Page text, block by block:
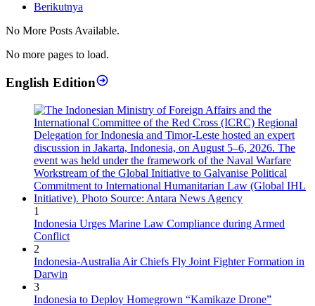
Berikutnya
No More Posts Available.
No more pages to load.
English Edition
1
Indonesia Urges Marine Law Compliance during Armed
Conflict
2
Indonesia-Australia Air Chiefs Fly Joint Fighter Formation in
Darwin
3
Indonesia to Deploy Homegrown “Kamikaze Drone”